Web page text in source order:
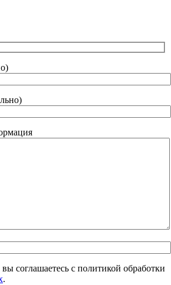
соглашаетесь с политикой обработки
.